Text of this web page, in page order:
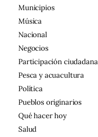
Municipios
Música
Nacional
Negocios
Participación ciudadana
Pesca y acuacultura
Política
Pueblos originarios
Qué hacer hoy
Salud